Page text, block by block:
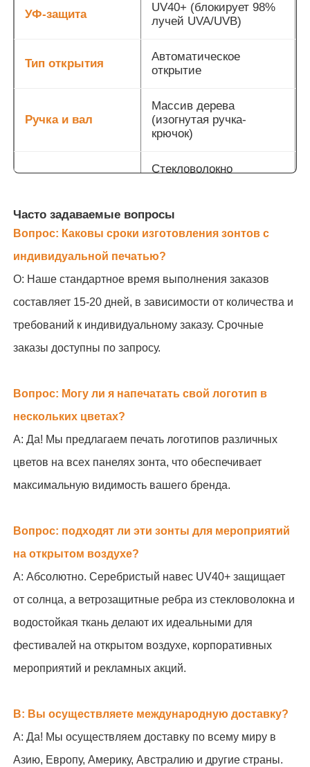
УФ-защита
UV40+ (блокирует 98%
лучей UVA/UVB)
Тип открытия
Автоматическое
открытие
Ручка и вал
Массив дерева
(изогнутая ручка-
крючок)
Стекловолокно
ветрозащитное)
Печать логотипа
панелях
Минимальное
количество
заказа
получения подробной
информации
Часто задаваемые вопросы
Вопрос: Каковы сроки изготовления зонтов с
индивидуальной печатью?
О: Наше стандартное время выполнения заказов
составляет 15-20 дней, в зависимости от количества и
требований к индивидуальному заказу. Срочные
заказы доступны по запросу.
Вопрос: Могу ли я напечатать свой логотип в
нескольких цветах?
А: Да! Мы предлагаем печать логотипов различных
цветов на всех панелях зонта, что обеспечивает
максимальную видимость вашего бренда.
Вопрос: подходят ли эти зонты для мероприятий
на открытом воздухе?
А: Абсолютно. Серебристый навес UV40+ защищает
от солнца, а ветрозащитные ребра из стекловолокна и
водостойкая ткань делают их идеальными для
фестивалей на открытом воздухе, корпоративных
мероприятий и рекламных акций.
В: Вы осуществляете международную доставку?
А: Да! Мы осуществляем доставку по всему миру в
Азию, Европу, Америку, Австралию и другие страны.